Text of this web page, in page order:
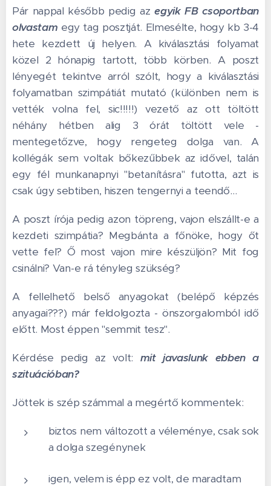
Pár nappal később pedig azegyik FB csoportban
olvastam egy tag posztját. Elmesélte, hogy kb 3-4
hete kezdett új helyen. A kiválasztási folyamat
közel 2 hónapig tartott, több körben. A poszt
lényegét tekintve arról szólt, hogy a kiválasztási
folyamatban szimpátiát mutató (különben nem is
vették volna fel, sic!!!!!) vezető az ott töltött
néhány hétben alig 3 órát töltött vele -
mentegetőzve, hogy rengeteg dolga van. A
kollégák sem voltak bőkezűbbek az idővel, talán
egy fél munkanapnyi "betanításra" futotta, azt is
csak úgy sebtiben, hiszen tengernyi a teendő…
A poszt írója pedig azon töpreng, vajon elszállt-e a
kezdeti szimpátia? Megbánta a főnöke, hogy őt
vette fel? Ő most vajon mire készüljön? Mit fog
csinálni? Van-e rá tényleg szükség?
A fellelhető belső anyagokat (belépő képzés
anyagai???) már feldolgozta - önszorgalomból idő
előtt. Most éppen "semmit tesz".
Kérdése pedig az volt: mit javaslunk ebben a
szituációban?
Jöttek is szép számmal a megértő kommentek:
biztos nem változott a véleménye, csak sok
a dolga szegénynek
igen, velem is épp ez volt, de maradtam